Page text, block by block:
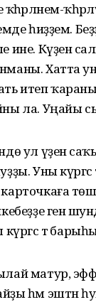
һиҙҙем.
ине. Күҙенә
Хатта
итеп
ла. Уңайы
ул үҙенә
Уны
генә
күргәс тә
матур,
һәм эштән